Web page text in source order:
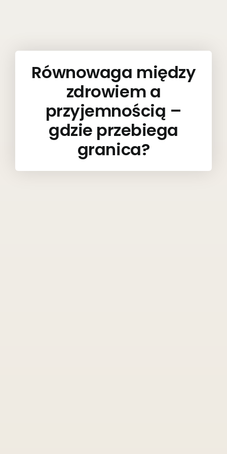
Równowaga między
zdrowiem a
przyjemnością –
gdzie przebiega
granica?